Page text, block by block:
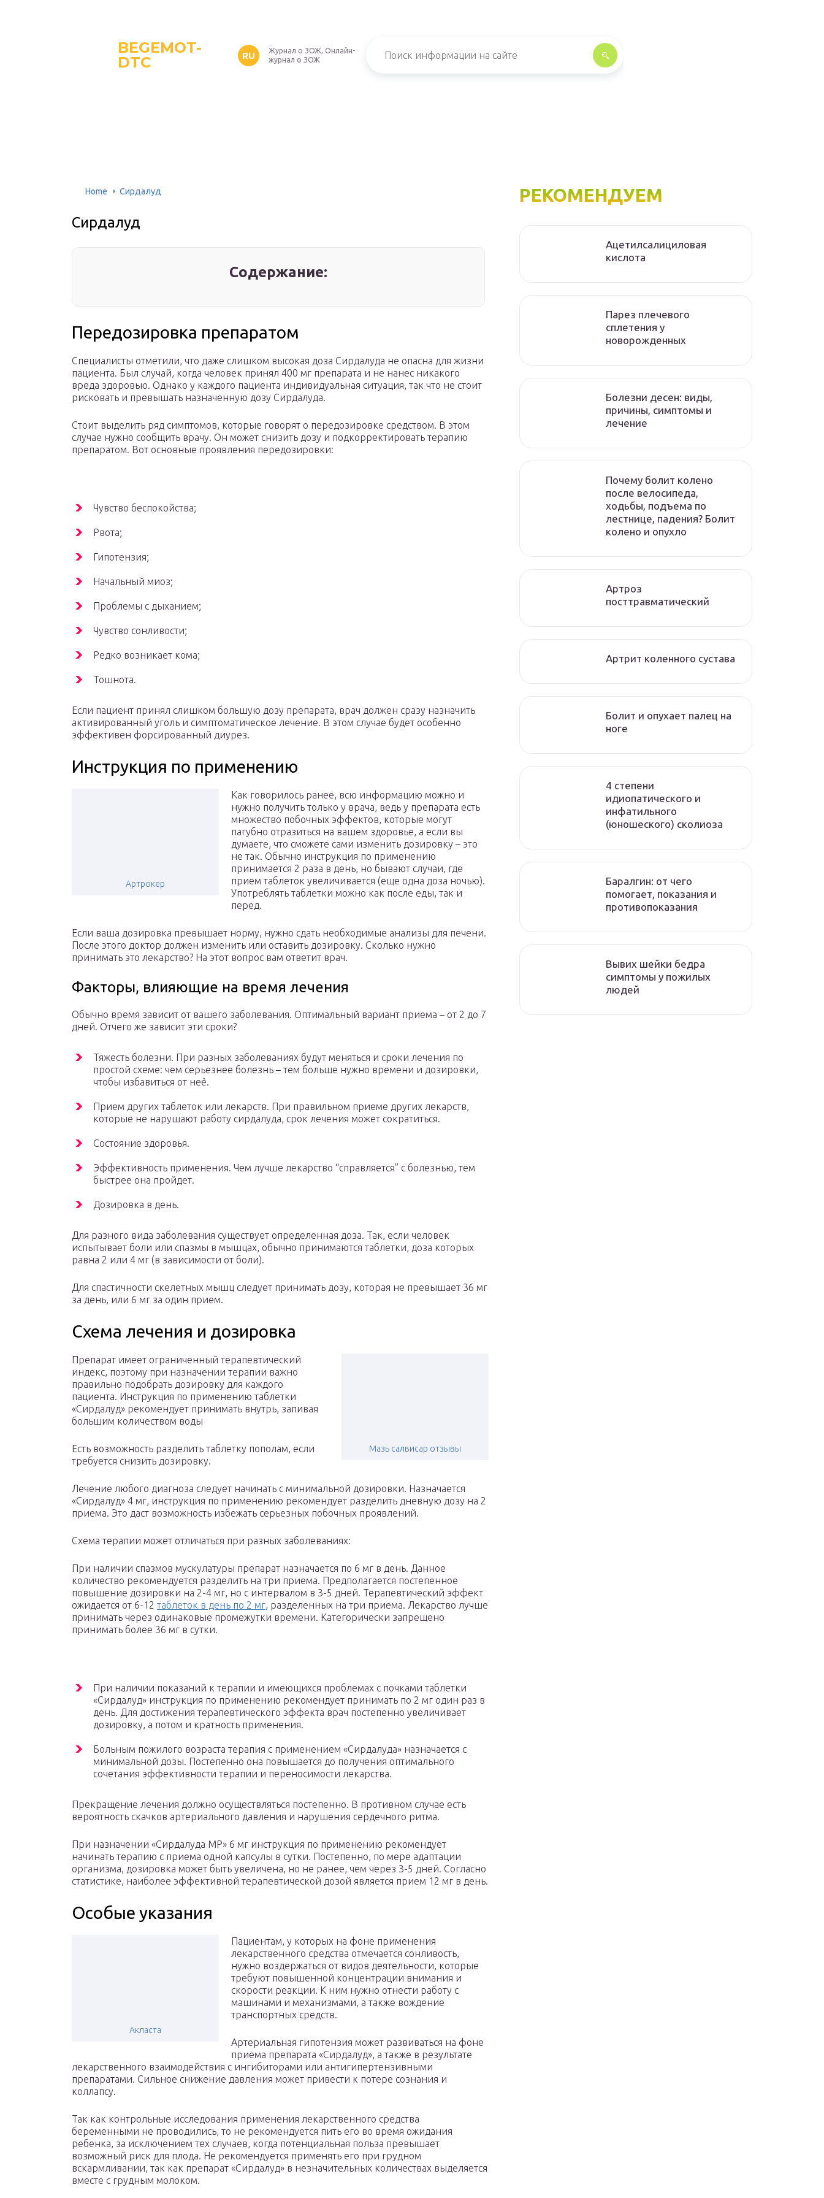
BEGEMOT-
DTC
RU
Журнал о ЗОЖ, Онлайн-
журнал о ЗОЖ
Home Сирдалуд
Сирдалуд
Содержание:
Передозировка препаратом
Специалисты отметили, что даже слишком высокая доза Сирдалуда не опасна для жизни
пациента. Был случай, когда человек принял 400 мг препарата и не нанес никакого
вреда здоровью. Однако у каждого пациента индивидуальная ситуация, так что не стоит
рисковать и превышать назначенную дозу Сирдалуда.
Стоит выделить ряд симптомов, которые говорят о передозировке средством. В этом
случае нужно сообщить врачу. Он может снизить дозу и подкорректировать терапию
препаратом. Вот основные проявления передозировки:
Чувство беспокойства;
Рвота;
Гипотензия;
Начальный миоз;
Проблемы с дыханием;
Чувство сонливости;
Редко возникает кома;
Тошнота.
Если пациент принял слишком большую дозу препарата, врач должен сразу назначить
активированный уголь и симптоматическое лечение. В этом случае будет особенно
эффективен форсированный диурез.
Инструкция по применению
Артрокер
Как говорилось ранее, всю информацию можно и
нужно получить только у врача, ведь у препарата есть
множество побочных эффектов, которые могут
пагубно отразиться на вашем здоровье, а если вы
думаете, что сможете сами изменить дозировку – это
не так. Обычно инструкция по применению
принимается 2 раза в день, но бывают случаи, где
прием таблеток увеличивается (еще одна доза ночью).
Употреблять таблетки можно как после еды, так и
перед.
Если ваша дозировка превышает норму, нужно сдать необходимые анализы для печени.
После этого доктор должен изменить или оставить дозировку. Сколько нужно
принимать это лекарство? На этот вопрос вам ответит врач.
Факторы, влияющие на время лечения
Обычно время зависит от вашего заболевания. Оптимальный вариант приема – от 2 до 7
дней. Отчего же зависит эти сроки?
Тяжесть болезни. При разных заболеваниях будут меняться и сроки лечения по
простой схеме: чем серьезнее болезнь – тем больше нужно времени и дозировки,
чтобы избавиться от неё.
Прием других таблеток или лекарств. При правильном приеме других лекарств,
которые не нарушают работу сирдалуда, срок лечения может сократиться.
Состояние здоровья.
Эффективность применения. Чем лучше лекарство “справляется” с болезнью, тем
быстрее она пройдет.
Дозировка в день.
Для разного вида заболевания существует определенная доза. Так, если человек
испытывает боли или спазмы в мышцах, обычно принимаются таблетки, доза которых
равна 2 или 4 мг (в зависимости от боли).
Для спастичности скелетных мышц следует принимать дозу, которая не превышает 36 мг
за день, или 6 мг за один прием.
Схема лечения и дозировка
Мазь салвисар отзывы
Препарат имеет ограниченный терапевтический
индекс, поэтому при назначении терапии важно
правильно подобрать дозировку для каждого
пациента. Инструкция по применению таблетки
«Сирдалуд» рекомендует принимать внутрь, запивая
большим количеством воды
Есть возможность разделить таблетку пополам, если
требуется снизить дозировку.
Лечение любого диагноза следует начинать с минимальной дозировки. Назначается
«Сирдалуд» 4 мг, инструкция по применению рекомендует разделить дневную дозу на 2
приема. Это даст возможность избежать серьезных побочных проявлений.
Схема терапии может отличаться при разных заболеваниях:
При наличии спазмов мускулатуры препарат назначается по 6 мг в день. Данное
количество рекомендуется разделить на три приема. Предполагается постепенное
повышение дозировки на 2-4 мг, но с интервалом в 3-5 дней. Терапевтический эффект
ожидается от 6-12 таблеток в день по 2 мг, разделенных на три приема. Лекарство лучше
принимать через одинаковые промежутки времени. Категорически запрещено
принимать более 36 мг в сутки.
При наличии показаний к терапии и имеющихся проблемах с почками таблетки
«Сирдалуд» инструкция по применению рекомендует принимать по 2 мг один раз в
день. Для достижения терапевтического эффекта врач постепенно увеличивает
дозировку, а потом и кратность применения.
Больным пожилого возраста терапия с применением «Сирдалуда» назначается с
минимальной дозы. Постепенно она повышается до получения оптимального
сочетания эффективности терапии и переносимости лекарства.
Прекращение лечения должно осуществляться постепенно. В противном случае есть
вероятность скачков артериального давления и нарушения сердечного ритма.
При назначении «Сирдалуда МР» 6 мг инструкция по применению рекомендует
начинать терапию с приема одной капсулы в сутки. Постепенно, по мере адаптации
организма, дозировка может быть увеличена, но не ранее, чем через 3-5 дней. Согласно
статистике, наиболее эффективной терапевтической дозой является прием 12 мг в день.
Особые указания
Акласта
Пациентам, у которых на фоне применения
лекарственного средства отмечается сонливость,
нужно воздержаться от видов деятельности, которые
требуют повышенной концентрации внимания и
скорости реакции. К ним нужно отнести работу с
машинами и механизмами, а также вождение
транспортных средств.
Артериальная гипотензия может развиваться на фоне
приема препарата «Сирдалуд», а также в результате
лекарственного взаимодействия с ингибиторами или антигипертензивными
препаратами. Сильное снижение давления может привести к потере сознания и
коллапсу.
Так как контрольные исследования применения лекарственного средства
беременными не проводились, то не рекомендуется пить его во время ожидания
ребенка, за исключением тех случаев, когда потенциальная польза превышает
возможный риск для плода. Не рекомендуется применять его при грудном
вскармливании, так как препарат «Сирдалуд» в незначительных количествах выделяется
вместе с грудным молоком.
РЕКОМЕНДУЕМ
Ацетилсалициловая
кислота
Парез плечевого
сплетения у
новорожденных
Болезни десен: виды,
причины, симптомы и
лечение
Почему болит колено
после велосипеда,
ходьбы, подъема по
лестнице, падения? Болит
колено и опухло
Артроз
посттравматический
Артрит коленного сустава
Болит и опухает палец на
ноге
4 степени
идиопатического и
инфатильного
(юношеского) сколиоза
Баралгин: от чего
помогает, показания и
противопоказания
Вывих шейки бедра
симптомы у пожилых
людей